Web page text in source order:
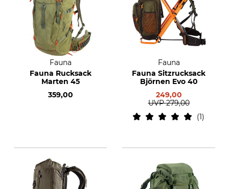
Fauna
Fauna Rucksack
Marten 45
359,00
Fauna
Fauna Sitzrucksack
Björnen Evo 40
249,00
UVP 279,00
1